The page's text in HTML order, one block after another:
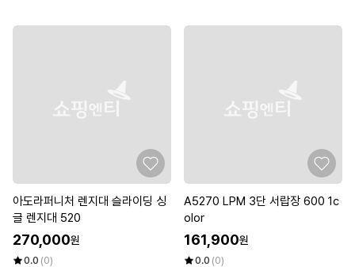
아도라퍼니처 렌지대 슬라이딩 싱
글 렌지대 520
270,000원
0.0 (0)
A5270 LPM 3단 서랍장 600 1c
olor
161,900원
0.0 (0)